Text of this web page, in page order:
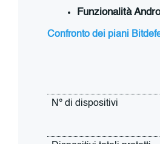
Funzionalità
Confronto dei piani
N° di dispositivi